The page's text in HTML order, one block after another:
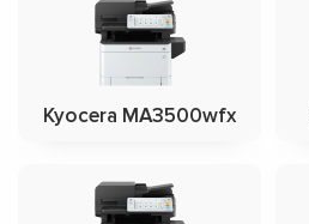
Kyocera MA3500wfx